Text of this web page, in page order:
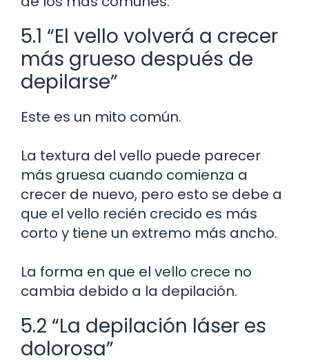
5.1 “El vello volverá a crecer
más grueso después de
depilarse”
Este es un mito común.
La textura del vello puede parecer
más gruesa cuando comienza a
crecer de nuevo, pero esto se debe a
que el vello recién crecido es más
corto y tiene un extremo más ancho.
La forma en que el vello crece no
cambia debido a la depilación.
5.2 “La depilación láser es
dolorosa”